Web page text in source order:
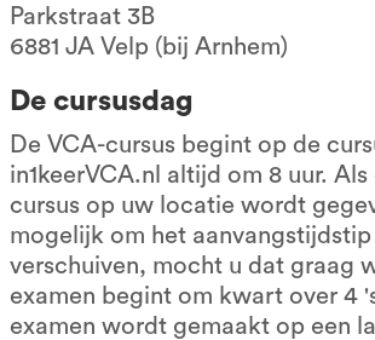
Parkstraat 3B
6881 JA Velp (bij Arnhem)
De cursusdag
De VCA-cursus begint op de
in1keerVCA.nl altijd om 8 uur. Als
cursus op uw locatie wordt
mogelijk om het aanvangstijdstip
verschuiven, mocht u dat graag
examen begint om kwart over 4
examen wordt gemaakt op een